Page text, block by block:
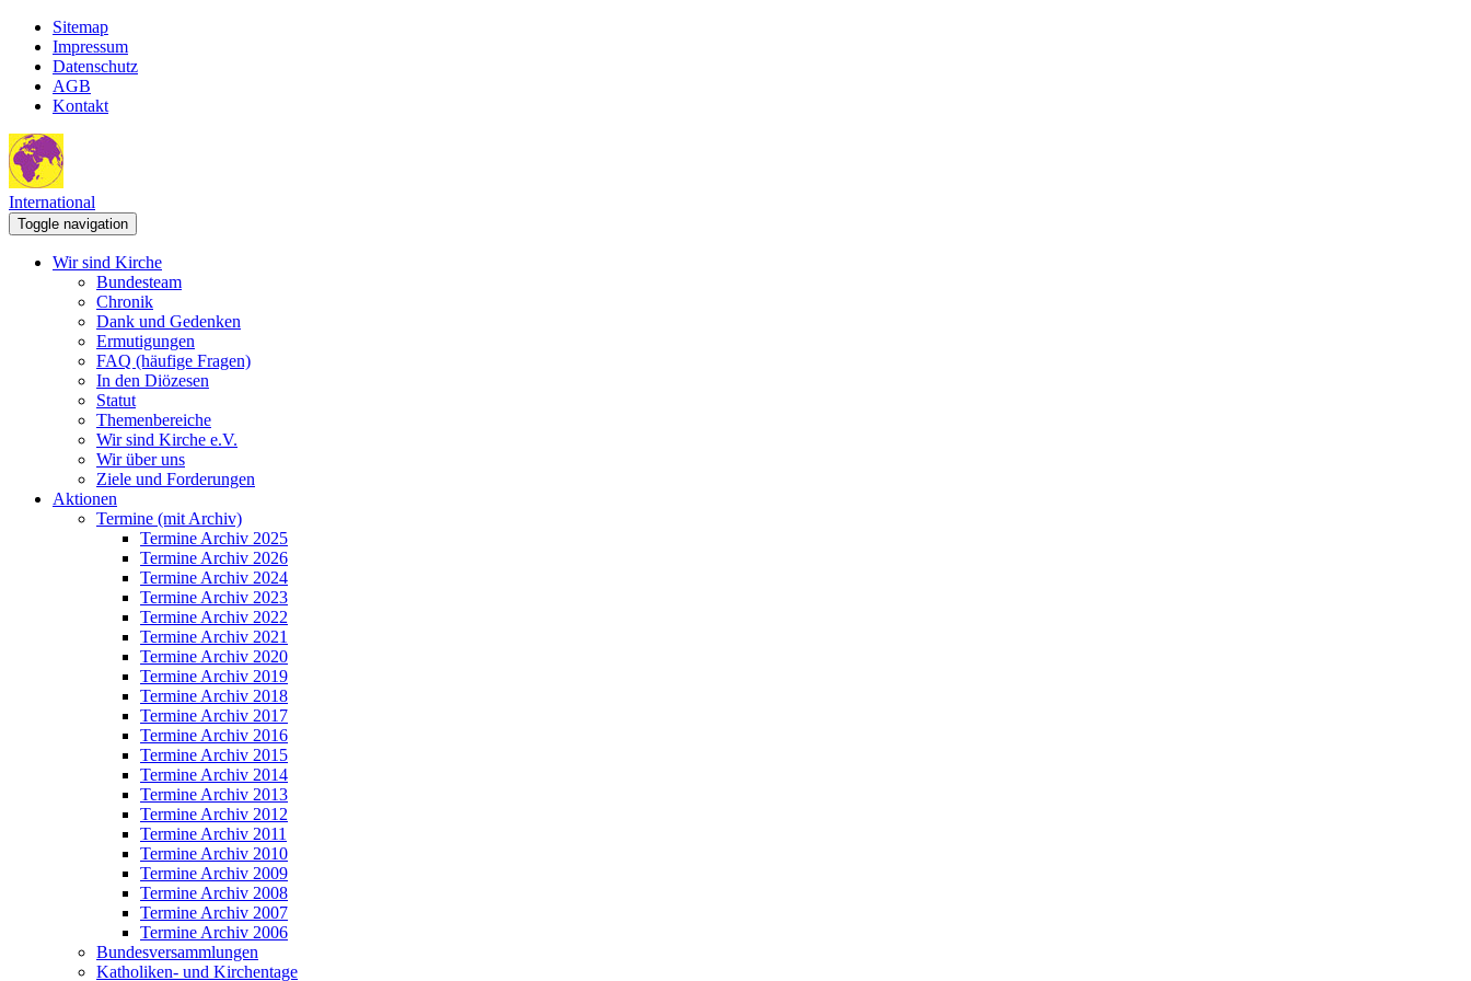
Sitemap
Impressum
Datenschutz
AGB
Kontakt
International
Toggle navigation
Wir sind Kirche
Bundesteam
Chronik
Dank und Gedenken
Ermutigungen
FAQ (häufige Fragen)
In den Diözesen
Statut
Themenbereiche
Wir sind Kirche e.V.
Wir über uns
Ziele und Forderungen
Aktionen
Termine (mit Archiv)
Termine Archiv 2025
Termine Archiv 2026
Termine Archiv 2024
Termine Archiv 2023
Termine Archiv 2022
Termine Archiv 2021
Termine Archiv 2020
Termine Archiv 2019
Termine Archiv 2018
Termine Archiv 2017
Termine Archiv 2016
Termine Archiv 2015
Termine Archiv 2014
Termine Archiv 2013
Termine Archiv 2012
Termine Archiv 2011
Termine Archiv 2010
Termine Archiv 2009
Termine Archiv 2008
Termine Archiv 2007
Termine Archiv 2006
Bundesversammlungen
Katholiken- und Kirchentage